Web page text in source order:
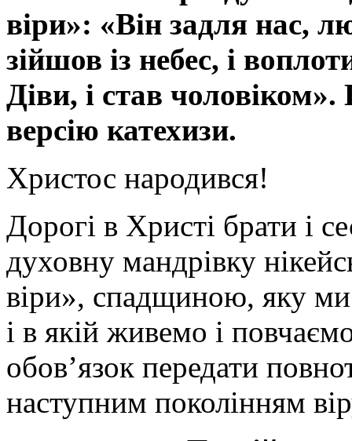
віри»: «Він задля нас,
зійшов із небес, і
Діви, і став
версію катехизи.
Христос народився!
Дорогі в Христі брати і
духовну мандрівку
віри», спадщиною, яку
і в якій живемо і
обов’язок передати
наступним поколінням